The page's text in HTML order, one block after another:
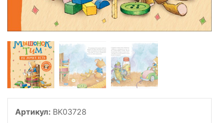
Артикул: BK03728